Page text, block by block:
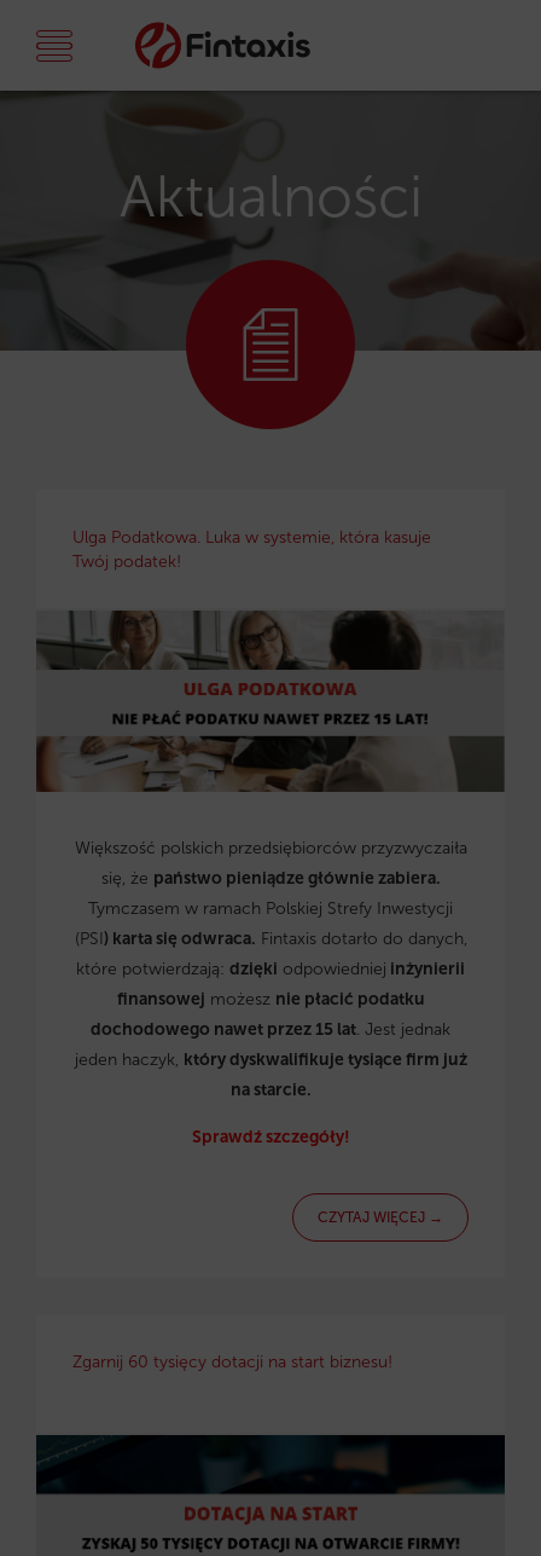
Aktualności
Ulga Podatkowa. Luka w systemie, która kasuje
Twój podatek!
Większość polskich przedsiębiorców przyzwyczaiła
się, że państwo pieniądze głównie zabiera.
Tymczasem w ramach Polskiej Strefy Inwestycji
(PSI) karta się odwraca. Fintaxis dotarło do danych,
które potwierdzają: dzięki odpowiedniej inżynierii
finansowej możesz nie płacić podatku
dochodowego nawet przez 15 lat. Jest jednak
jeden haczyk, który dyskwalifikuje tysiące firm już
na starcie.
Sprawdź szczegóły!
CZYTAJ WIĘCEJ →
Zgarnij 60 tysięcy dotacji na start biznesu!